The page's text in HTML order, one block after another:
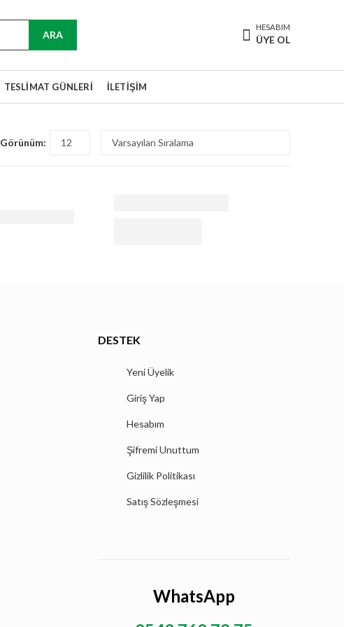
ARA
HESABIM
ÜYE OL
TESLIMAT GÜNLERI İLETIŞIM
Görünüm:
DESTEK
Yeni Üyelik
Giriş Yap
Hesabım
Şifremi Unuttum
Gizlilik Politikası
Satış Sözleşmesi
WhatsApp